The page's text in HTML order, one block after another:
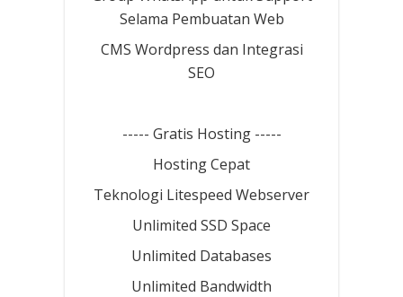
Selama Pembuatan Web
CMS Wordpress dan Integrasi
SEO
----- Gratis Hosting -----
Hosting Cepat
Teknologi Litespeed Webserver
Unlimited SSD Space
Unlimited Databases
Unlimited Bandwidth